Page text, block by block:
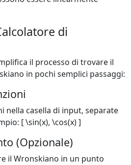
di
il processo di trovare il
in pochi semplici passaggi:
nella casella di input, separate
[ \sin(x), \cos(x) ]
(Opzionale)
il Wronskiano in un punto